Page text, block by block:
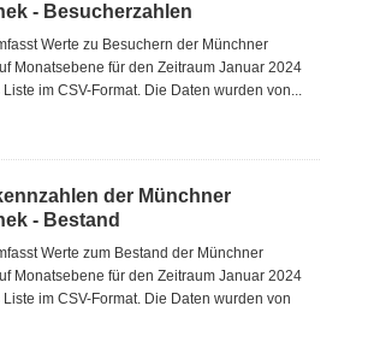
- Besucherzahlen
Werte zu Besuchern der Münchner
Monatsebene für den Zeitraum Januar 2024
im CSV-Format. Die Daten wurden von...
der Münchner
- Bestand
Werte zum Bestand der Münchner
Monatsebene für den Zeitraum Januar 2024
im CSV-Format. Die Daten wurden von